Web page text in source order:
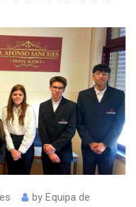
by Equipa de